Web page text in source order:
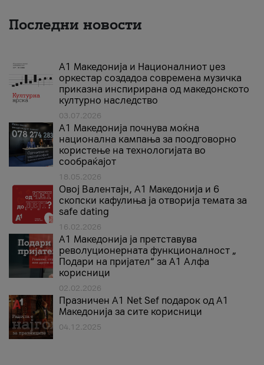
Последни новости
А1 Македонија и Националниот џез
оркестар создадоа современа музичка
приказна инспирирана од македонското
културно наследство
03.07.2026
A1 Македонија почнува моќна
национална кампања за поодговорно
користење на технологијата во
сообраќајот
18.05.2026
Овој Валентајн, A1 Македонија и 6
скопски кафулиња ја отворија темата за
safe dating
16.02.2026
А1 Македонија ја претставува
револуционерната функционалност „
Подари на пријател“ за А1 Алфа
корисници
02.02.2026
Празничен A1 Net Sеf подарок од А1
Македонија за сите корисници
04.12.2025